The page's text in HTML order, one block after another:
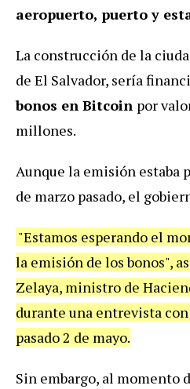
aeropuerto, puerto y
La construcción de la
de El Salvador, sería
bonos en Bitcoin por
millones.
Aunque la emisión estaba
de marzo pasado, el
"Estamos esperando el
la emisión de los bonos",
Zelaya, ministro de
durante una entrevista
pasado 2 de mayo.
Sin embargo, al momento